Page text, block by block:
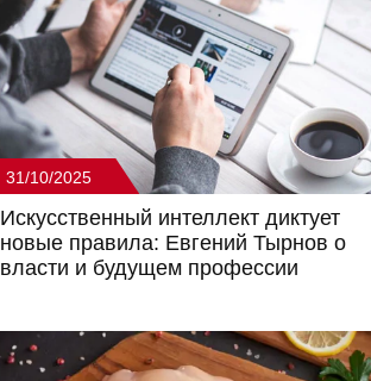
31/10/2025
Искусственный интеллект диктует
новые правила: Евгений Тырнов о
власти и будущем профессии